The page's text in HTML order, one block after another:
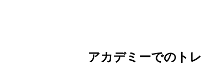
アカデミーでのト